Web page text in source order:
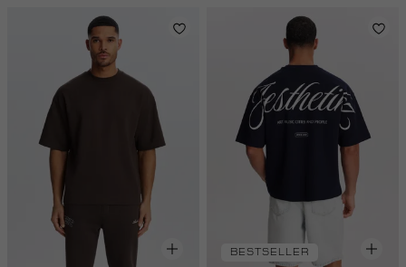
BESTSELLER